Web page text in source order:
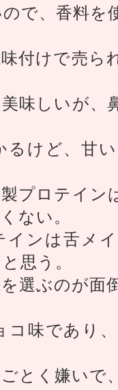
で、香料を
付けで売ら
味しいが、
けど、甘
プロテイン
ない。
インは舌メ
思う。
選ぶのが面
コ味であり
とく嫌いで